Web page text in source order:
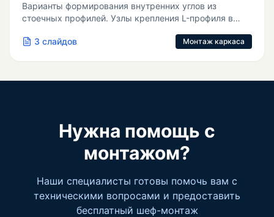
Варианты формирования внутренних углов из
стоечных профилей. Узлы крепления L-профиля в
3 слайдов Монтаж каркаса
Нужна помощь с
монтажом?
Наши специалисты готовы помочь вам с
техническими вопросами и предоставить
бесплатный шеф-монтаж